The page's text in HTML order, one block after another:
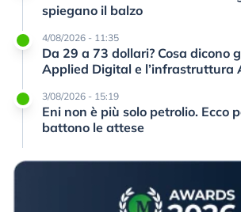
spiegano il balzo
4/08/2026 - 11:35
Da 29 a 73 dollari? Cosa dicono
Applied Digital e l’infrastruttura
3/08/2026 - 15:19
Eni non è più solo petrolio. Ecco
battono le attese